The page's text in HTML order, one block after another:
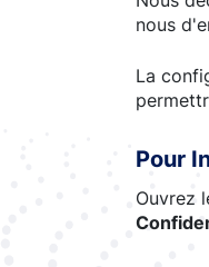
nous
La
Pour
Ouvrez